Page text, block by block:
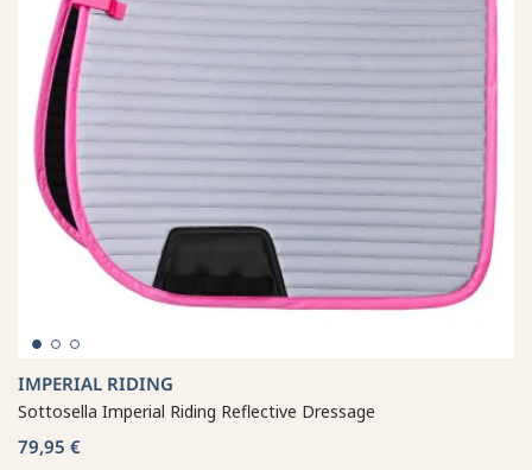
IMPERIAL RIDING
Sottosella Imperial Riding Reflective Dressage
79,95 €